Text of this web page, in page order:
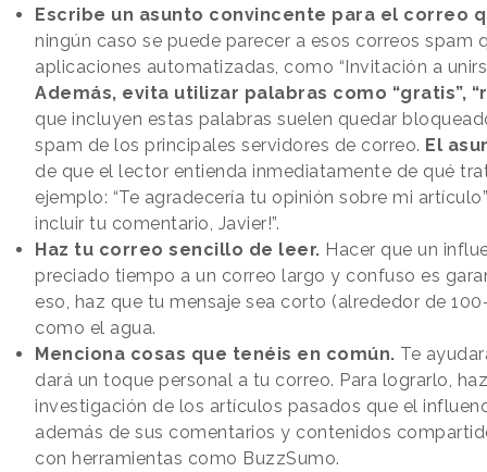
Escribe un asunto convincente para el correo
ningún caso se puede parecer a esos correos spam
aplicaciones automatizadas, como “Invitación a
Además, evita utilizar palabras como “gratis”,
que incluyen estas palabras suelen quedar
spam de los principales servidores de correo. El
de que el lector entienda inmediatamente de qué
ejemplo: “Te agradecería tu opinión sobre mi
incluir tu comentario, Javier!”.
Haz tu correo sencillo de leer. Hacer que un
preciado tiempo a un correo largo y confuso es
eso, haz que tu mensaje sea corto (alrededor de
como el agua.
Menciona cosas que tenéis en común. Te
dará un toque personal a tu correo. Para lograrlo,
investigación de los artículos pasados que el
además de sus comentarios y contenidos
con herramientas como BuzzSumo.